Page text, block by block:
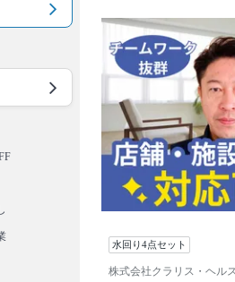
水回り4点セット
株式会社クラリス・ヘル